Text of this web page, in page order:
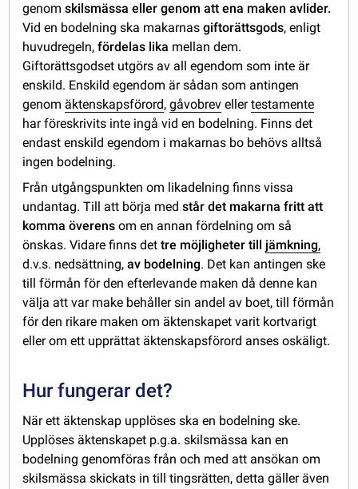
genomskilsmässa eller genom att ena maken avlider.
Vid en bodelning ska makarnasgiftorättsgods, enligt
huvudregeln, fördelas lika mellan dem.
Giftorättsgodset utgörs av all egendom som inte är
enskild. Enskild egendom är sådan som antingen
genom äktenskapsförord,gåvobrev ellertestamente
har föreskrivits inte ingå vid en bodelning. Finns det
endast enskild egendom i makarnas bo behövs alltså
ingen bodelning.
Från utgångspunkten om likadelning finns vissa
undantag. Till att börja medstår det makarna fritt att
komma överens om en annan fördelning om så
önskas. Vidare finns dettre möjligheter till jämkning,
d.v.s. nedsättning, av bodelning. Det kan antingen ske
till förmån för den efterlevande maken då denne kan
välja att var make behåller sin andel av boet, till förmån
för den rikare maken om äktenskapet varit kortvarigt
eller om ett upprättat äktenskapsförord anses oskäligt.
Hur fungerar det?
När ett äktenskap upplöses ska en bodelning ske.
Upplöses äktenskapet p.g.a. skilsmässa kan en
bodelning genomföras från och med att ansökan om
skilsmässa skickats in till tingsrätten, detta gäller även